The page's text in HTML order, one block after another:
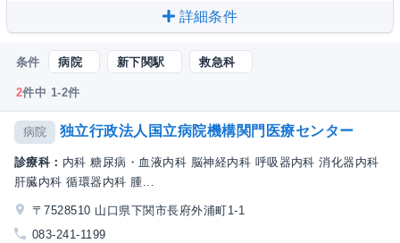
詳細条件
条件 病院 新下関駅 救急科
2件中 1-2件
病院 独立行政法人国立病院機構関門医療センター
診療科： 内科 糖尿病・血液内科 脳神経内科 呼吸器内科 消化器内科
肝臓内科 循環器内科 腫...
〒7528510 山口県下関市長府外浦町1-1
083-241-1199